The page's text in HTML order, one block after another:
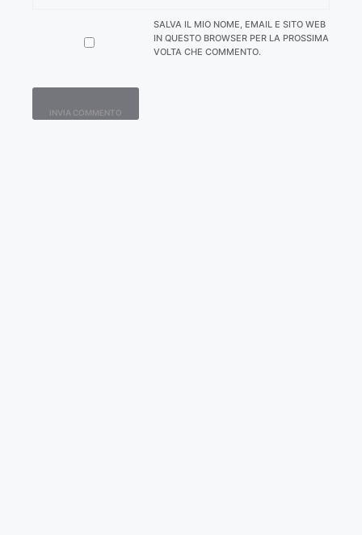
SALVA IL MIO NOME, EMAIL E SITO WEB
IN QUESTO BROWSER PER LA PROSSIMA
VOLTA CHE COMMENTO.